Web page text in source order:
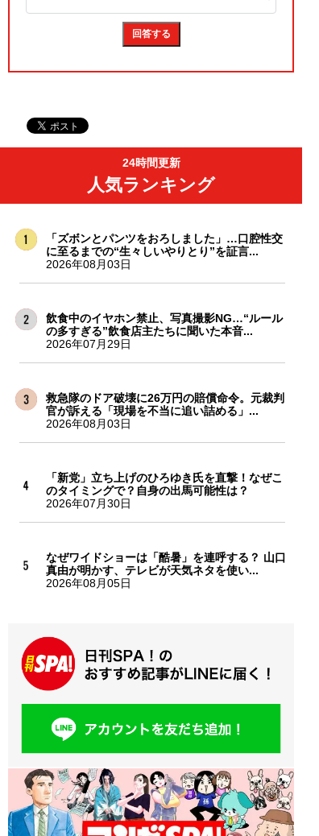
24時間更新
人気ランキング
「ズボンとパンツをおろしました」…口腔性交
に至るまでの“生々しいやりとり”を証言...
2026年08月03日
飲食中のイヤホン禁止、写真撮影NG…“ルール
の多すぎる”飲食店主たちに聞いた本音...
2026年07月29日
救急隊のドア破壊に26万円の賠償命令。元裁判
官が訴える「現場を不当に追い詰める」...
2026年08月03日
「新党」立ち上げのひろゆき氏を直撃！なぜこ
のタイミングで？自身の出馬可能性は？
2026年07月30日
なぜワイドショーは「酷暑」を連呼する？ 山口
真由が明かす、テレビが天気ネタを使い...
2026年08月05日